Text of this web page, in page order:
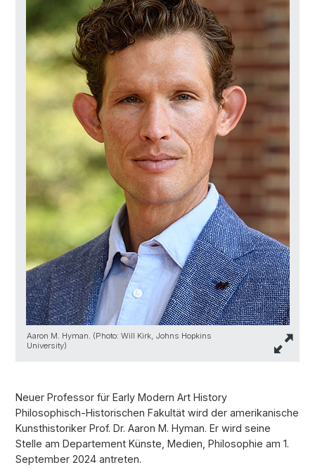
Aaron M. Hyman. (Photo: Will Kirk, Johns Hopkins
University)
Neuer Professor für Early Modern Art History
Philosophisch-Historischen Fakultät wird der amerikanische
Kunsthistoriker Prof. Dr. Aaron M. Hyman. Er wird seine
Stelle am Departement Künste, Medien, Philosophie am 1.
September 2024 antreten.